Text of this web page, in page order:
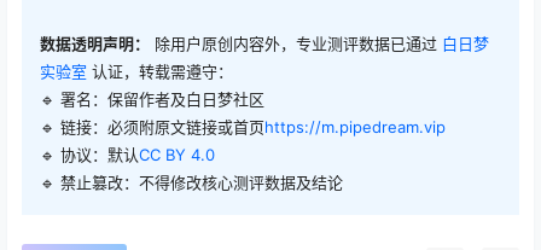
数据透明声明： 除用户原创内容外，专业测评数据已通过 白日梦
实验室 认证，转载需遵守：
🔹 署名：保留作者及白日梦社区
🔹 链接：必须附原文链接或首页https://m.pipedream.vip
🔹 协议：默认CC BY 4.0
🔹 禁止篡改：不得修改核心测评数据及结论